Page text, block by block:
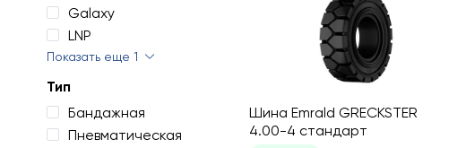
Galaxy
LNP
Показать еще 1
Тип
Бандажная
Пневматическая
Шина Emrald GRECKSTER
4.00-4 стандарт